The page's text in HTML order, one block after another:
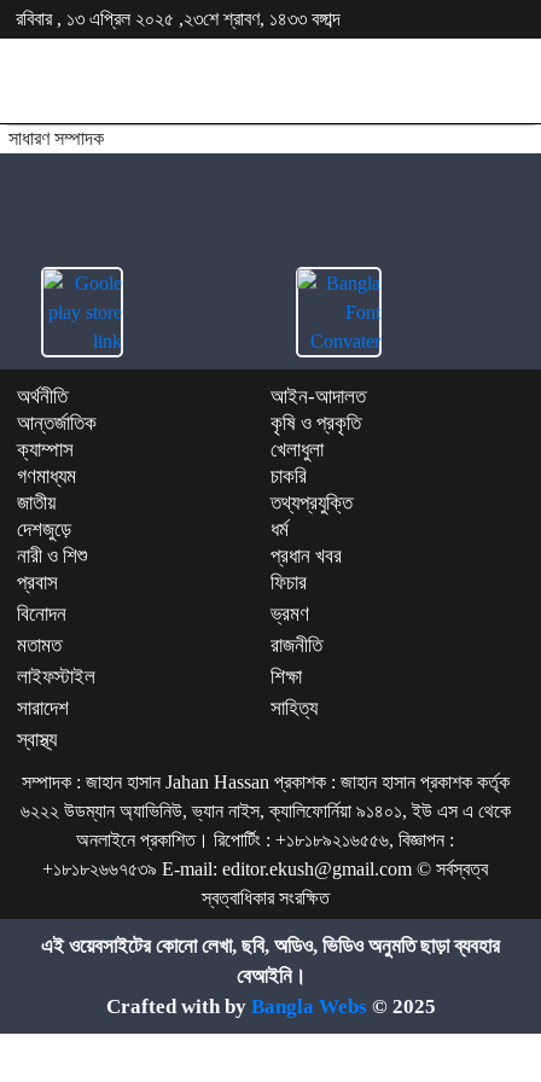
রবিবার , ১৩ এপ্রিল ২০২৫ ,২৩শে শ্রাবণ, ১৪৩৩ বঙ্গাব্দ
সাধারণ সম্পাদক
অর্থনীতি
আইন-আদালত
আন্তর্জাতিক
কৃষি ও প্রকৃতি
ক্যাম্পাস
খেলাধুলা
গণমাধ্যম
চাকরি
জাতীয়
তথ্যপ্রযুক্তি
দেশজুড়ে
ধর্ম
নারী ও শিশু
প্রধান খবর
প্রবাস
ফিচার
বিনোদন
ভ্রমণ
মতামত
রাজনীতি
লাইফস্টাইল
শিক্ষা
সারাদেশ
সাহিত্য
স্বাস্থ্য
সম্পাদক : জাহান হাসান Jahan Hassan প্রকাশক : জাহান হাসান প্রকাশক কর্তৃক
৬২২২ উডম্যান অ্যাভিনিউ, ভ্যান নাইস, ক্যালিফোর্নিয়া ৯১৪০১, ইউ এস এ থেকে
অনলাইনে প্রকাশিত। রিপোর্টিং : +১৮১৮৯২১৬৫৫৬, বিজ্ঞাপন :
+১৮১৮২৬৬৭৫৩৯ E-mail: editor.ekush@gmail.com © সর্বস্বত্ব
স্বত্বাধিকার সংরক্ষিত
এই ওয়েবসাইটের কোনো লেখা, ছবি, অডিও, ভিডিও অনুমতি ছাড়া ব্যবহার
বেআইনি।
Crafted with by Bangla Webs© 2025